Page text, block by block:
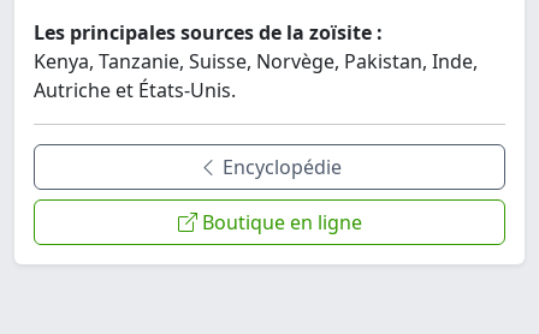
Les principales sources de la zoïsite :
Kenya, Tanzanie, Suisse, Norvège, Pakistan, Inde,
Autriche et États-Unis.
Encyclopédie
Boutique en ligne